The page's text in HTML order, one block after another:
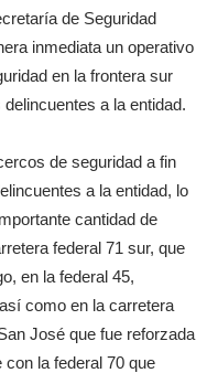
de Seguridad
inmediata un operativo
en la frontera sur
a la entidad.
de seguridad a fin
a la entidad, lo
cantidad de
federal 71 sur, que
en la federal 45,
como en la carretera
José que fue reforzada
la federal 70 que